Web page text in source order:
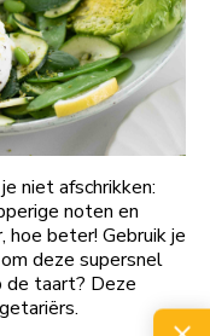
niet afschrikken:
noten en
hoe beter! Gebruik je
deze supersnel
de taart? Deze